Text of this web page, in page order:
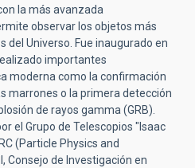
la más avanzada
observar los objetos más
del Universo. Fue inaugurado en
importantes
moderna como la confirmación
marrones o la primera detección
de rayos gamma (GRB).
el Grupo de Telescopios "Isaac
(Particle Physics and
Consejo de Investigación en